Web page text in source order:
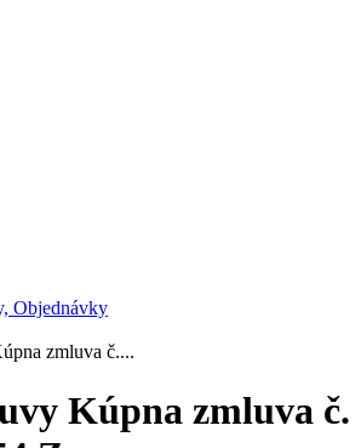
Objednávky
zmluva č....
Kúpna zmluva č.